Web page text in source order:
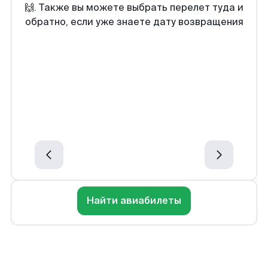
🙌. Также вы можете выбрать перелет туда и
обратно, если уже знаете дату возвращения
Найти авиабилеты